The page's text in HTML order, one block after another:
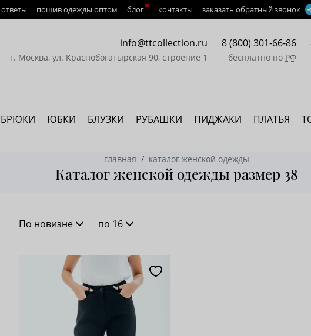
пошив одежды оптом блог контакты заказать обратный звонок
info@ttcollection.ru
г. Москва, ул. Краснобогатырская 90, строение 1
8 (800) 301-66-86
бесплатно по РФ
БРЮКИ ЮБКИ БЛУЗКИ РУБАШКИ ПИДЖАКИ ПЛАТЬЯ
главная каталог женской одежды
Каталог женской одежды размер 38
По новизне
По популярности
По возрастанию цены
По убыванию цены
по 16